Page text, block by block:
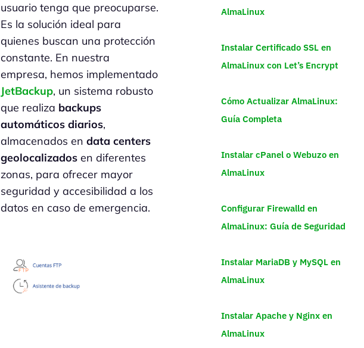
usuario tenga que preocuparse.
Es la solución ideal para
quienes buscan una protección
constante. En nuestra
empresa, hemos implementado
JetBackup, un sistema robusto
que realiza backups
automáticos diarios,
almacenados endata centers
geolocalizados en diferentes
zonas, para ofrecer mayor
seguridad y accesibilidad a los
datos en caso de emergencia.
AlmaLinux
Instalar Certificado SSL en
AlmaLinux con Let’s Encrypt
Cómo Actualizar AlmaLinux:
Guía Completa
Instalar cPanel o Webuzo en
AlmaLinux
Configurar Firewalld en
AlmaLinux: Guía de Seguridad
Instalar MariaDB y MySQL en
AlmaLinux
Instalar Apache y Nginx en
AlmaLinux